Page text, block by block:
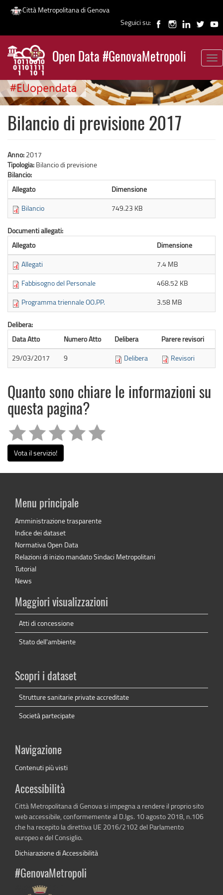
Salta
contenuto
principale
Città Metropolitana di Genova
Seguici su:
Open Data #GenovaMetropoli
News
Bilancio di previsione 2017
Anno: 2017
Tipologia: Bilancio di previsione
Bilancio:
Allegato
Dimensione
Bilancio
749.23 KB
Documenti allegati:
Allegato
Dimensione
Allegati
7.4 MB
Fabbisogno del Personale
468.52 KB
Programma triennale OO.PP.
3.58 MB
Delibera:
Data Atto
Numero Atto Delibera
Parere revisori
29/03/2017
9 Delibera Revisori
Quanto sono chiare le informazioni su
questa pagina?
Vota il servizio!
Menu principale
Amministrazione trasparente
Indice dei dataset
Normativa Open Data
Relazioni di inizio mandato Sindaci Metropolitani
Tutorial
News
Maggiori visualizzazioni
Atti di concessione
Stato dell'ambiente
Scopri i dataset
Strutture sanitarie private accreditate
Società partecipate
Navigazione
Contenuti più visti
Accessibilità
Città Metropolitana di Genova si impegna a rendere il proprio sito
web accessibile, conformemente al D.lgs. 10 agosto 2018, n.106
che ha recepito la direttiva UE 2016/2102 del Parlamento
europeo e del Consiglio.
Dichiarazione di Accessibilità
#GenovaMetropoli